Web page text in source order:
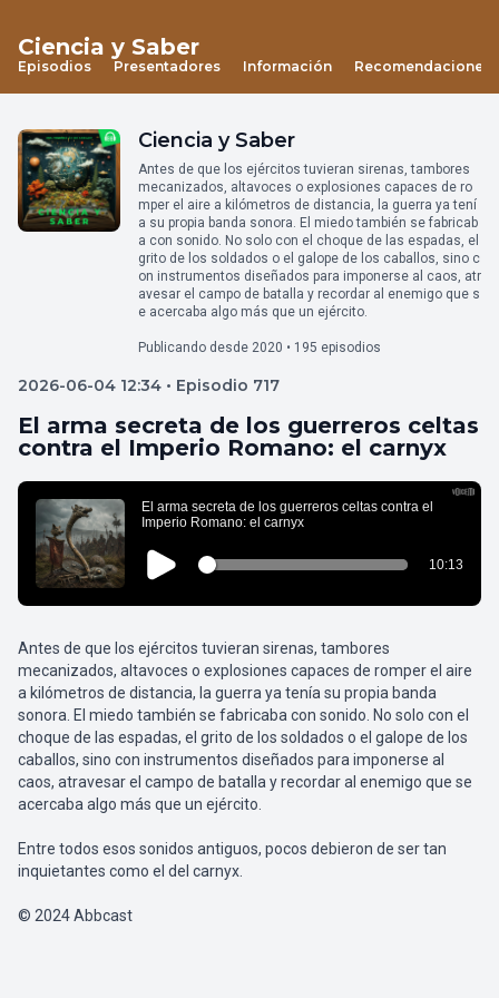
Ciencia y Saber
Episodios Presentadores Información Recomendaciones
Ciencia y Saber
Antes de que los ejércitos tuvieran sirenas, tambores
mecanizados, altavoces o explosiones capaces de ro
mper el aire a kilómetros de distancia, la guerra ya tení
a su propia banda sonora. El miedo también se fabricab
a con sonido. No solo con el choque de las espadas, el
grito de los soldados o el galope de los caballos, sino c
on instrumentos diseñados para imponerse al caos, atr
avesar el campo de batalla y recordar al enemigo que s
e acercaba algo más que un ejército.
Publicando desde 2020 • 195 episodios
2026-06-04 12:34 • Episodio 717
El arma secreta de los guerreros celtas
contra el Imperio Romano: el carnyx
Antes de que los ejércitos tuvieran sirenas, tambores
mecanizados, altavoces o explosiones capaces de romper el aire
a kilómetros de distancia, la guerra ya tenía su propia banda
sonora. El miedo también se fabricaba con sonido. No solo con el
choque de las espadas, el grito de los soldados o el galope de los
caballos, sino con instrumentos diseñados para imponerse al
caos, atravesar el campo de batalla y recordar al enemigo que se
acercaba algo más que un ejército.
Entre todos esos sonidos antiguos, pocos debieron de ser tan
inquietantes como el del carnyx.
© 2024 Abbcast